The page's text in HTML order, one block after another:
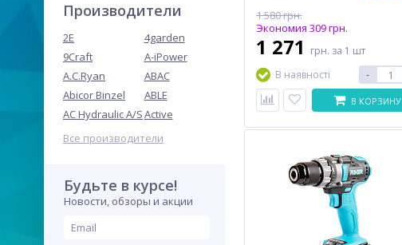
Производители
2E
4garden
9Craft
A-iPower
A.C.Ryan
ABAC
Abicor Binzel
ABLE
AC Hydraulic A/SActive
Все производители
Будьте в курсе!
Новости, обзоры и акции
1 580 грн.
Экономия 309 грн.
1 271 грн. за 1 шт
В наявності
-
В КОРЗИНУ